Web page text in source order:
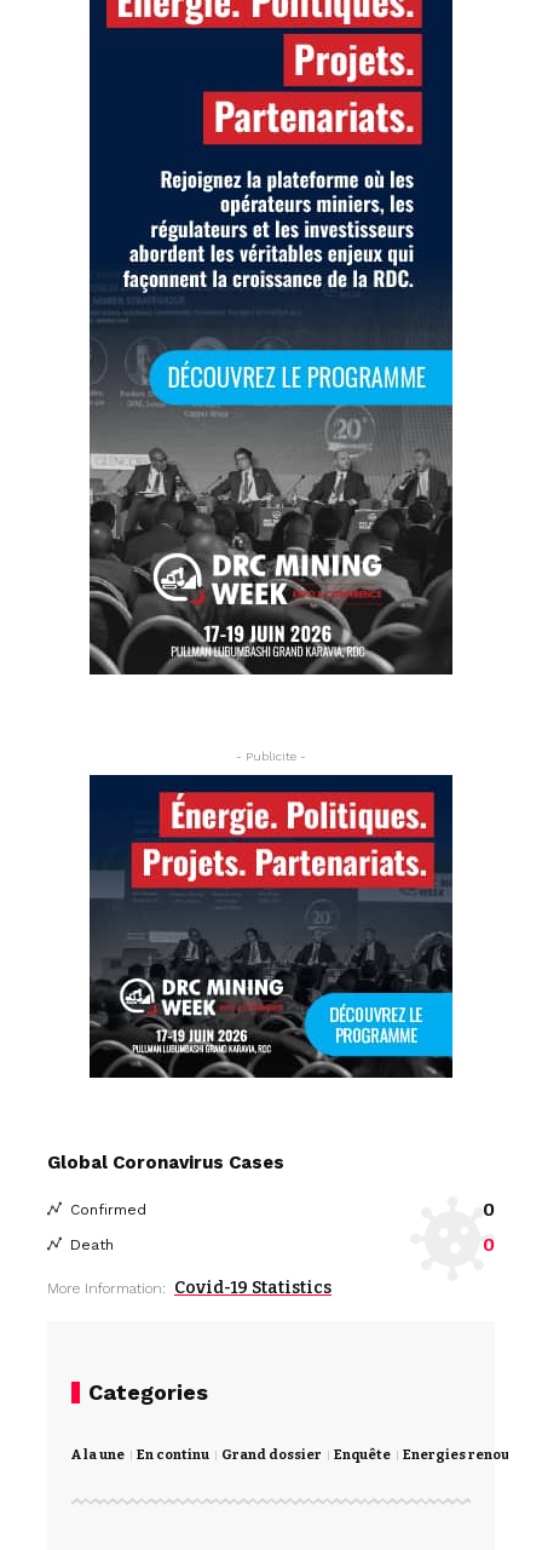
- Publicite -
Global Coronavirus Cases
Confirmed 0
Death 0
More Information: Covid-19 Statistics
Categories
A la une En continu Grand dossier Enquête Energies